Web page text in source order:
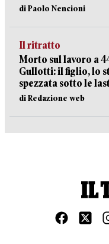
di Paolo Nencioni
Il ritratto
Morto sul lavoro a
Gullotti: il figlio, lo
spezzata sotto le
di Redazione web